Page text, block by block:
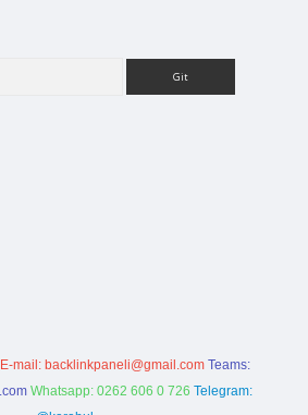
E-mail: backlinkpaneli@gmail.com Teams:
Whatsapp: 0262 606 0 726 Telegram: